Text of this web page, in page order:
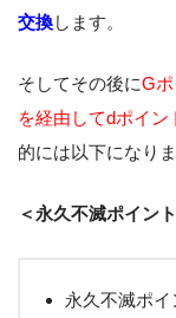
交換します。
そしてその後にG
を経由してdポイン
的には以下になりま
＜永久不滅ポイン
永久不滅ポ